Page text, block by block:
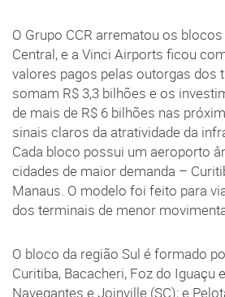
O Grupo CCR arrematou os
Central, e a Vinci Airports ficou
valores pagos pelas outorgas dos
somam R$ 3,3 bilhões e os
de mais de R$ 6 bilhões nas
sinais claros da atratividade da
Cada bloco possui um aeroporto
cidades de maior demanda –
Manaus. O modelo foi feito para
dos terminais de menor
O bloco da região Sul é formado
Curitiba, Bacacheri, Foz do Iguaçu
Navegantes e Joinville (SC); e